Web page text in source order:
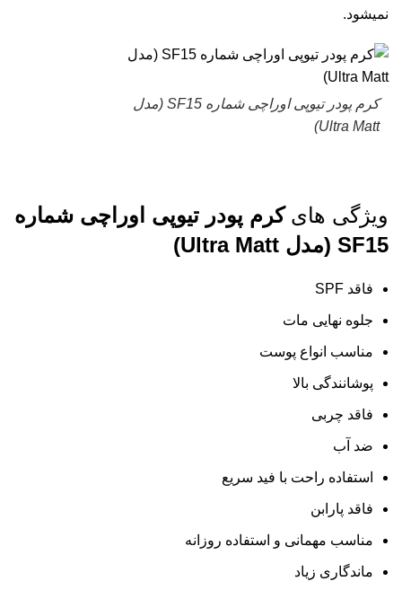
نمیشود.
کرم پودر تیوپی اوراچی شماره SF15 (مدل
Ultra Matt)
ویژگی هایکرم پودر تیوپی اوراچی شماره
SF15 (مدل Ultra Matt)
فاقد SPF
جلوه نهایی مات
مناسب انواع پوست
پوشانندگی بالا
فاقد چربی
ضد آب
استفاده راحت با فید سریع
فاقد پارابن
مناسب مهمانی و استفاده روزانه
ماندگاری زیاد